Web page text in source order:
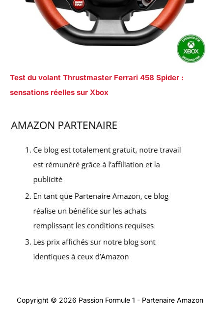
Test du volant Thrustmaster Ferrari 458 Spider :
sensations réelles sur Xbox
Copyright © 2026 Passion Formule 1 - Partenaire Amazon